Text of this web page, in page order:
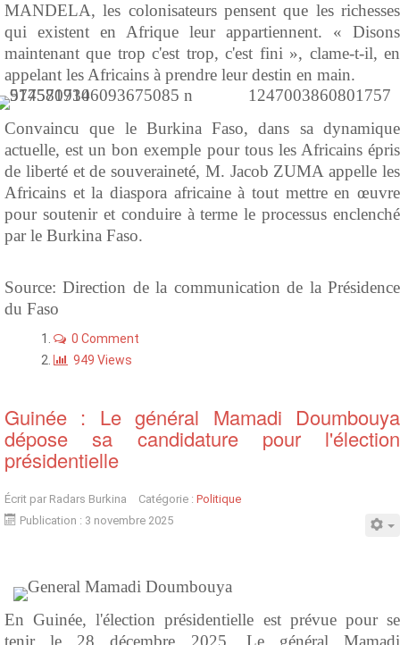
MANDELA, les colonisateurs pensent que les richesses
qui existent en Afrique leur appartiennent. « Disons
maintenant que trop c'est trop, c'est fini », clame-t-il, en
appelant les Africains à prendre leur destin en main.
Convaincu que le Burkina Faso, dans sa dynamique
actuelle, est un bon exemple pour tous les Africains épris
de liberté et de souveraineté, M. Jacob ZUMA appelle les
Africains et la diaspora africaine à tout mettre en œuvre
pour soutenir et conduire à terme le processus enclenché
par le Burkina Faso.
Source: Direction de la communication de la Présidence
du Faso
0 Comment
949 Views
Guinée : Le général Mamadi Doumbouya
dépose sa candidature pour l'élection
présidentielle
Écrit par Radars Burkina Catégorie : Politique
Publication : 3 novembre 2025
En Guinée, l'élection présidentielle est prévue pour se
tenir le 28 décembre 2025. Le général Mamadi